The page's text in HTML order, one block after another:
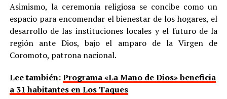
Asimismo, la ceremonia religiosa se concibe como un
espacio para encomendar el bienestar de los hogares, el
desarrollo de las instituciones locales y el futuro de la
región ante Dios, bajo el amparo de la Virgen de
Coromoto, patrona nacional.
Lee también:Programa «La Mano de Dios» beneficia
a 31 habitantes en Los Taques